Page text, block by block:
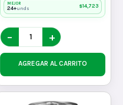
MEJOR
24+unds $14,723
− +
AGREGAR AL CARRITO